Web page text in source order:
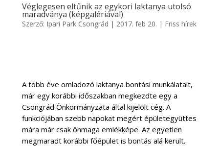
Véglegesen eltűnik az egykori laktanya utolsó
maradványa (képgalériával)
Szerző: Ipari Park Csongrád | 2017. feb 20. | Friss hírek
A több éve omladozó laktanya bontási munkálatait,
már egy korábbi időszakban megkezdte egy a
Csongrád Önkormányzata által kijelölt cég. A
funkciójában szebb napokat megért épületegyüttes
mára már csak önmaga emlékképe. Az egyetlen
megmaradt korábbi főépület is bontás alá került.